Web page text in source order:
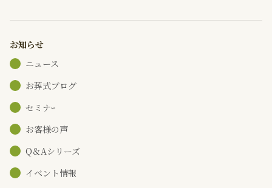
お知らせ
ニュース
お葬式ブログ
セミナｰ
お客様の声
Q＆Aシリーズ
イベント情報